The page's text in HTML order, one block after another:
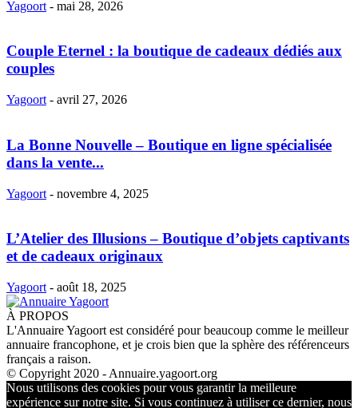
Yagoort - mai 28, 2026
Couple Eternel : la boutique de cadeaux dédiés aux
couples
Yagoort - avril 27, 2026
La Bonne Nouvelle – Boutique en ligne spécialisée
dans la vente...
Yagoort - novembre 4, 2025
L’Atelier des Illusions – Boutique d’objets captivants
et de cadeaux originaux
Yagoort - août 18, 2025
À PROPOS
L'Annuaire Yagoort est considéré pour beaucoup comme le meilleur
annuaire francophone, et je crois bien que la sphère des référenceurs
français a raison.
© Copyright 2020 - Annuaire.yagoort.org
Nous utilisons des cookies pour vous garantir la meilleure
expérience sur notre site. Si vous continuez à utiliser ce dernier, nous